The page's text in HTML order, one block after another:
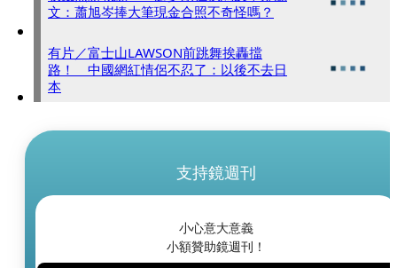
文：蕭旭岑捧大筆現金合照不奇怪嗎？
有片／富士山LAWSON前跳舞挨轟擋
路！ 中國網紅情侶不忍了：以後不去日
本
支持鏡週刊
小心意大意義
小額贊助鏡週刊！